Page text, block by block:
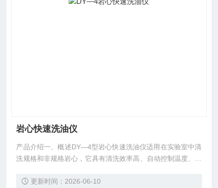
岩心快速洗油仪
产品介绍一、概述DY—4型岩心快速洗油仪适用在实验室中清
洗规格和非规格岩心，它具有清洗效率高、自动控制温度、压
更新时间：2026-06-10